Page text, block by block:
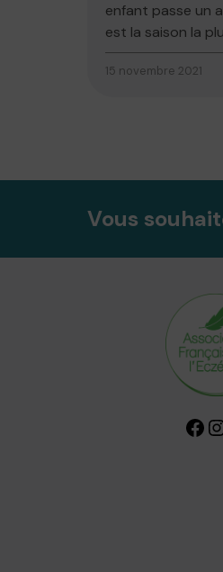
enfant passe un
est la saison la
15 novembre 2021
Vous
Facebook Instagram